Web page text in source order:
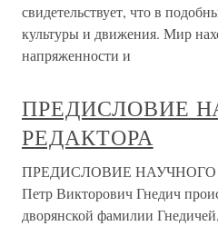
свидетельствует, что в
культуры и движения. Мир
напряженности и
ПРЕДИСЛОВИЕ
РЕДАКТОРА
ПРЕДИСЛОВИЕ НАУЧНОГО
Петр Викторович Гнедич
дворянской фамилии